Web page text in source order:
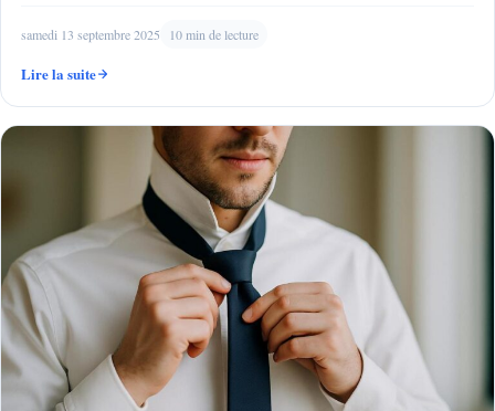
samedi 13 septembre 2025 10 min de lecture
Lire la suite